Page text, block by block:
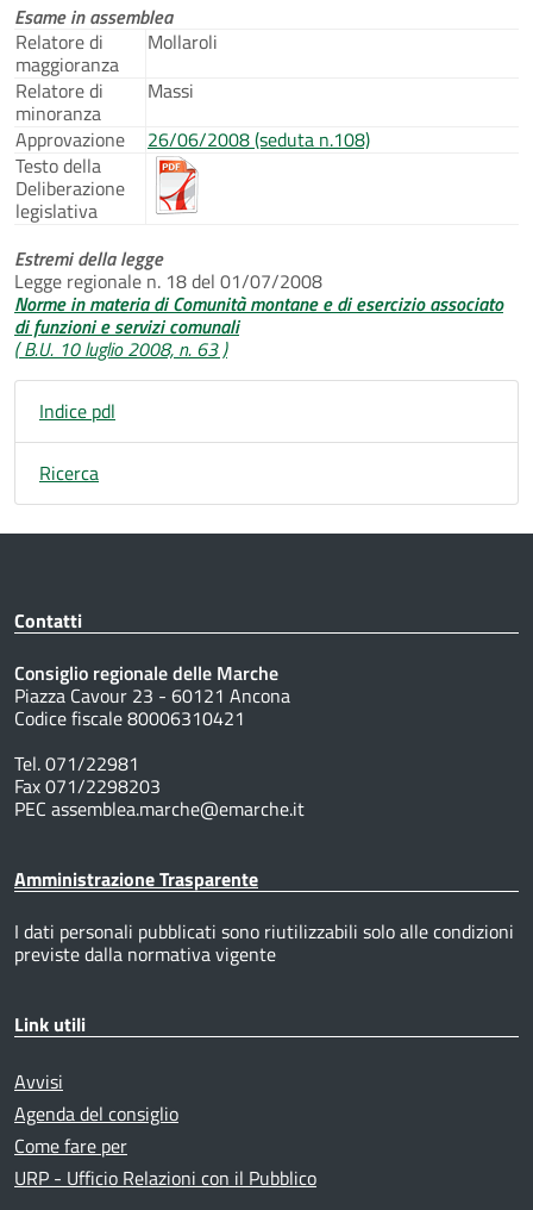
Esame in assemblea
Relatore di
maggioranza
Mollaroli
Relatore di
minoranza
Massi
Approvazione
26/06/2008 (seduta n.108)
Testo della
Deliberazione
legislativa
Estremi della legge
Legge regionale n. 18 del 01/07/2008
Norme in materia di Comunità montane e di esercizio associato
di funzioni e servizi comunali
( B.U. 10 luglio 2008, n. 63 )
Indice pdl
Ricerca
Contatti
Consiglio regionale delle Marche
Piazza Cavour 23 - 60121 Ancona
Codice fiscale 80006310421
Tel. 071/22981
Fax 071/2298203
PEC assemblea.marche@emarche.it
Amministrazione Trasparente
I dati personali pubblicati sono riutilizzabili solo alle condizioni
previste dalla normativa vigente
Link utili
Avvisi
Agenda del consiglio
Come fare per
URP - Ufficio Relazioni con il Pubblico